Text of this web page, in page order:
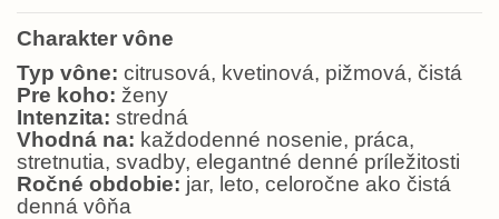
Charakter vône
Typ vône: citrusová, kvetinová, pižmová, čistá
Pre koho: ženy
Intenzita: stredná
Vhodná na: každodenné nosenie, práca,
stretnutia, svadby, elegantné denné príležitosti
Ročné obdobie: jar, leto, celoročne ako čistá
denná vôňa